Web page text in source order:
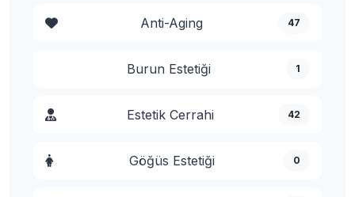
Anti-Aging 47
Burun Estetiği 1
Estetik Cerrahi 42
Göğüs Estetiği 0